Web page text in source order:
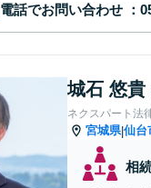
電話でお問い合わせ
城石 悠貴
ネクスパート法
宮城県|仙台
相